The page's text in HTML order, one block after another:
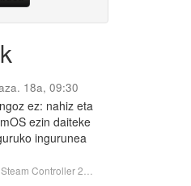
18a, 09:30
ez: nahiz eta
ezin daiteke
ingurunea
Controller 2…